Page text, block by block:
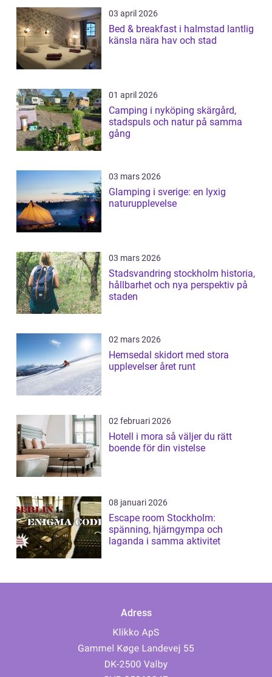
03 april 2026
Bed & breakfast i halmstad lantlig
känsla nära hav och stad
01 april 2026
Camping i nyköping skärgård,
stadspuls och natur på samma
gång
03 mars 2026
Glamping i sverige: en lyxig
naturupplevelse
03 mars 2026
Stadsvandring stockholm historia,
hållbarhet och nya perspektiv på
staden
02 mars 2026
Hemsedal skidort med stora
upplevelser året runt
02 februari 2026
Hotell i mora så väljer du rätt
boende för din vistelse
08 januari 2026
Escape room Stockholm:
spänning, hjärngympa och
laganda i samma aktivitet
Adress